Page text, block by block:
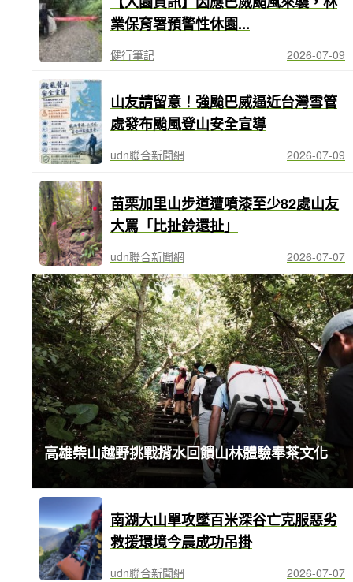
業保育署預警性休園...
健行筆記 2026-07-09
山友請留意！強颱巴威逼近台灣雪管
處發布颱風登山安全宣導
udn聯合新聞網 2026-07-09
苗栗加里山步道遭噴漆至少82處山友
大罵「比扯鈴還扯」
udn聯合新聞網 2026-07-07
高雄柴山越野挑戰揹水回饋山林體驗奉茶文化
南湖大山單攻墜百米深谷亡克服惡劣
救援環境今晨成功吊掛
udn聯合新聞網 2026-07-07